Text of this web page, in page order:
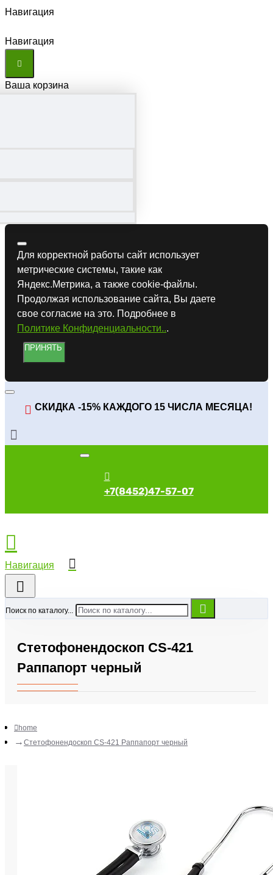
Навигация
Навигация
Ваша корзина
Для корректной работы сайт использует
метрические системы, такие как
Яндекс.Метрика, а также cookie-файлы.
Продолжая использование сайта, Вы даете
свое согласие на это. Подробнее в
Политике Конфиденциальности...
ПРИНЯТЬ
СКИДКА -15% КАЖДОГО 15 ЧИСЛА МЕСЯЦА!
+7(8452)47-57-07
Поиск по каталогу...
Стетофонендоскоп CS-421
Раппапорт черный
home
Стетофонендоскоп CS-421 Раппапорт черный